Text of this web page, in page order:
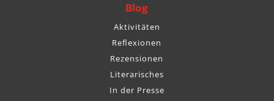
Blog
Aktivitäten
Reflexionen
Rezensionen
Literarisches
In der Presse